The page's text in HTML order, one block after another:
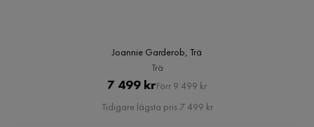
Joannie Garderob, Trä
Trä
Pris
7 499 krOriginal
Pris
Förr 9 499 kr
Tidigare lägsta pris 7 499 kr